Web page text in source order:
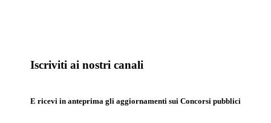
Iscriviti ai nostri canali
E ricevi in anteprima gli aggiornamenti sui Concorsi pubblici